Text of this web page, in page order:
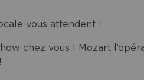
vous attendent !
chez vous ! Mozart